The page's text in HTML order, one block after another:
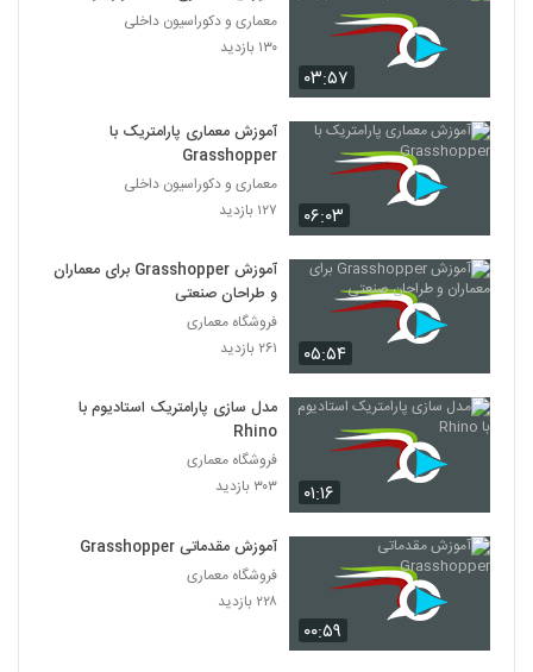
۰۳:۵۷
معماری و دکوراسیون داخلی
۱۳۰ بازدید
۰۶:۰۳
آموزش معماری پارامتریک با
Grasshopper
معماری و دکوراسیون داخلی
۱۲۷ بازدید
۰۵:۵۴
آموزش Grasshopper برای معماران
و طراحان صنعتی
فروشگاه معماری
۲۶۱ بازدید
۰۱:۱۶
مدل سازی پارامتریک استادیوم با
Rhino
فروشگاه معماری
۳۰۳ بازدید
۰۰:۵۹
آموزش مقدماتی Grasshopper
فروشگاه معماری
۲۲۸ بازدید